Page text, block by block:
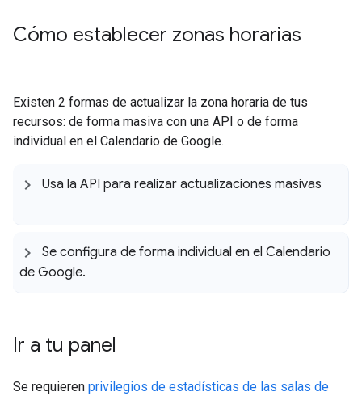
Cómo establecer zonas horarias
Existen 2 formas de actualizar la zona horaria de tus
recursos: de forma masiva con una API o de forma
individual en el Calendario de Google.
Usa la API para realizar actualizaciones masivas
Se configura de forma individual en el Calendario
de Google.
Ir a tu panel
Se requieren privilegios de estadísticas de las salas de